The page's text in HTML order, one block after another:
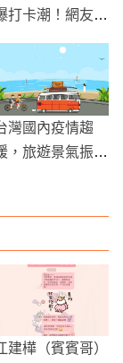
打卡潮！網友竟
杏落葉」？
灣國內疫情趨
，旅遊景氣振
建樺（賓賓哥）